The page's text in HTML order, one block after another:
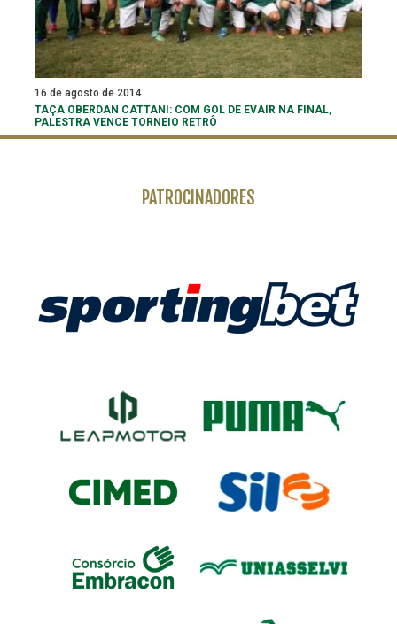
16 de agosto de 2014
TAÇA OBERDAN CATTANI: COM GOL DE EVAIR NA FINAL,
PALESTRA VENCE TORNEIO RETRÔ
PATROCINADORES